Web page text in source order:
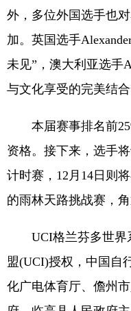
外，多位外国选手也
加。英国选手
未见”，澳大利亚选手
与文化享受的完美结合
本届赛事排名前
资格。接下来，选手
计时赛，12月14日则
的雨林天路挑战赛，角
UCI格兰芬多世界
盟(UCI)授权，中国自
化广电体育厅、儋州